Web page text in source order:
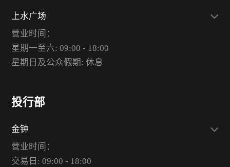
上水广场
营业时间：
星期一至六: 09:00 - 18:00
星期日及公众假期: 休息
投行部
金钟
营业时间：
交易日: 09:00 - 18:00